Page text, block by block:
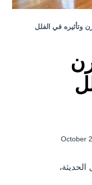
وتأثيره في الفلل
October